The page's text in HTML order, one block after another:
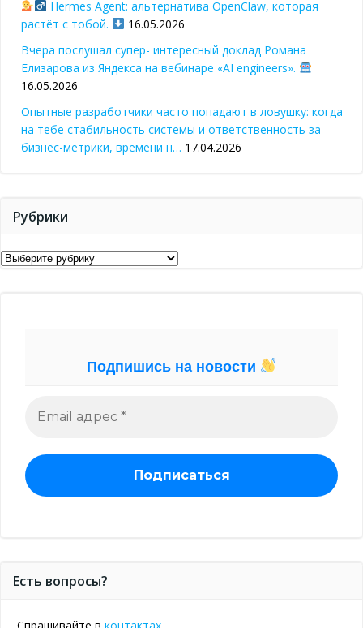
Hermes Agent: альтернатива OpenClaw, которая
растёт с тобой.
16.05.2026
Вчера послушал супер- интересный доклад Романа
Елизарова из Яндекса на вебинаре «AI engineers».
16.05.2026
Опытные разработчики часто попадают в ловушку: когда
на тебе стабильность системы и ответственность за
бизнес-метрики, времени н… 17.04.2026
Рубрики
Рубрики
Подпишись на новости
Есть вопросы?